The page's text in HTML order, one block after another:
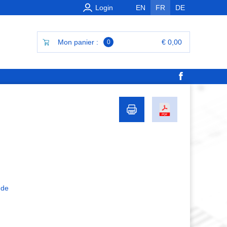
EN FR DE
Login
Mon panier : 0 € 0,00